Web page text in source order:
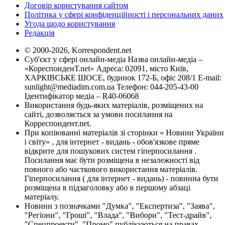
Договір користування сайтом
Політика у сфері конфіденційності і персональних даних
Угода щодо користування
Редакція
© 2000-2026, Korrespondent.net
Суб'єкт у сфері онлайн-медіа Назва онлайн-медіа –
«КореспонденТ.net» Адреса: 02091, місто Київ,
ХАРКІВСЬКЕ ШОСЕ, будинок 172-Б, офіс 208/1 E-mail:
sunlight@mediadim.com.ua Телефон: 044-205-43-00
Ідентифікатор медіа – R40-06068
Використання будь-яких матеріалів, розміщених на
сайті, дозволяється за умови посилання на
Корреспондент.net.
При копіюванні матеріалів зі сторінки « Новини України
і світу» , для інтернет - видань - обов'язкове пряме
відкрите для пошукових систем гіперпосилання .
Посилання має бути розміщена в незалежності від
повного або часткового використання матеріалів.
Гіперпосилання ( для інтернет - видань) - повинна бути
розміщена в підзаголовку або в першому абзаці
матеріалу.
Новини з позначками "Думка", "Експертиза", "Заява",
"Регіони", "Гроші", "Влада", "Вибори", "Тест-драйв",